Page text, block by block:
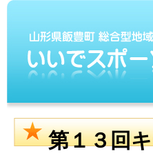
第１３回